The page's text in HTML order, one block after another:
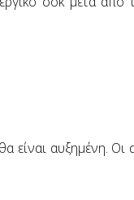
είναι αυξημένη. Οι